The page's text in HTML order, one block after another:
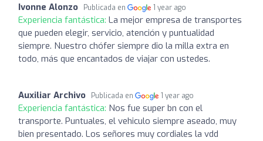
Ivonne Alonzo Publicada en 1 year ago
Experiencia fantástica: La mejor empresa de transportes
que pueden elegir, servicio, atención y puntualidad
siempre. Nuestro chófer siempre dio la milla extra en
todo, más que encantados de viajar con ustedes.
Auxiliar Archivo Publicada en 1 year ago
Experiencia fantástica: Nos fue super bn con el
transporte. Puntuales, el vehiculo siempre aseado, muy
bien presentado. Los señores muy cordiales la vdd